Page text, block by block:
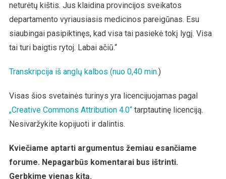
neturėtų kištis. Jus klaidina provincijos sveikatos
departamento vyriausiasis medicinos pareigūnas. Esu
siaubingai pasipiktinęs, kad visa tai pasiekė tokį lygį. Visa
tai turi baigtis rytoj. Labai ačiū.“
Transkripcija iš anglų kalbos (nuo 0,40 min.)
Visas šios svetainės turinys yra licencijuojamas pagal
„Creative Commons Attribution 4.0“tarptautinę licenciją.
Nesivaržykite kopijuoti ir dalintis.
Kviečiame aptarti argumentus žemiau esančiame
forume. Nepagarbūs komentarai bus ištrinti.
Gerbkime vienas kitą.